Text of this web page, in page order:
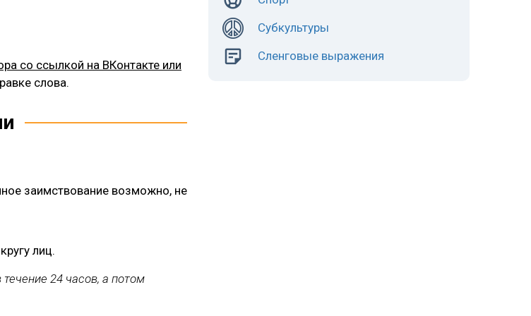
со ссылкой на ВКонтакте или
слова.
заимствование возможно, не
лиц.
24 часов, а потом
Субкультуры
Сленговые выражения